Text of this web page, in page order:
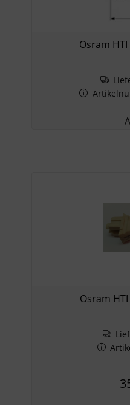
Osram
Osram HTI